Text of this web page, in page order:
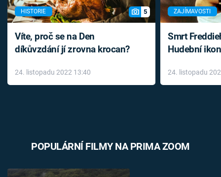
HISTORIE 5
Víte, proč se na Den
díkůvzdání jí zrovna krocan?
24. listopadu 2022 13:40
ZAJÍMAVOSTI
Smrt
Hudební
léky
24. listopadu
POPULÁRNÍ FILMY NA PRIMA ZOOM